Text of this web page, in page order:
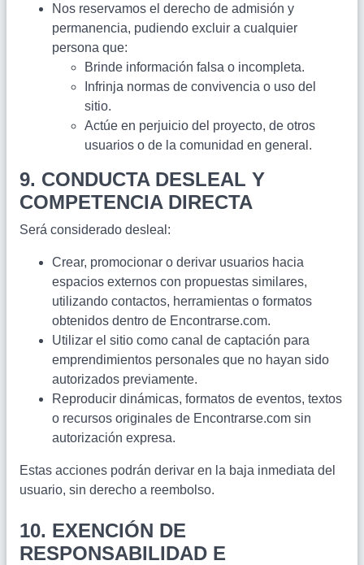
Nos reservamos el derecho de admisión y
permanencia, pudiendo excluir a cualquier
persona que:
Brinde información falsa o incompleta.
Infrinja normas de convivencia o uso del
sitio.
Actúe en perjuicio del proyecto, de otros
usuarios o de la comunidad en general.
9. CONDUCTA DESLEAL Y
COMPETENCIA DIRECTA
Será considerado desleal:
Crear, promocionar o derivar usuarios hacia
espacios externos con propuestas similares,
utilizando contactos, herramientas o formatos
obtenidos dentro de Encontrarse.com.
Utilizar el sitio como canal de captación para
emprendimientos personales que no hayan sido
autorizados previamente.
Reproducir dinámicas, formatos de eventos, textos
o recursos originales de Encontrarse.com sin
autorización expresa.
Estas acciones podrán derivar en la baja inmediata del
usuario, sin derecho a reembolso.
10. EXENCIÓN DE
RESPONSABILIDAD E